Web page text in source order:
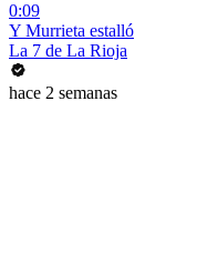
0:09
Y Murrieta estalló
La 7 de La Rioja
hace 2 semanas